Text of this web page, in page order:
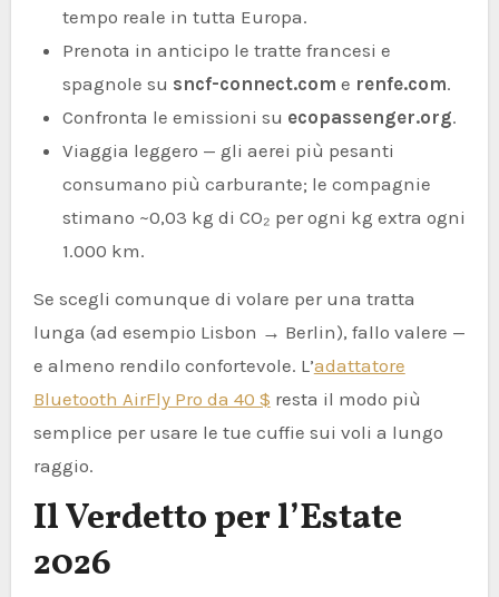
tempo reale in tutta Europa.
Prenota in anticipo le tratte francesi e
spagnole su sncf-connect.com e renfe.com.
Confronta le emissioni su ecopassenger.org.
Viaggia leggero — gli aerei più pesanti
consumano più carburante; le compagnie
stimano ~0,03 kg di CO₂ per ogni kg extra ogni
1.000 km.
Se scegli comunque di volare per una tratta
lunga (ad esempio Lisbon → Berlin), fallo valere —
e almeno rendilo confortevole. L’adattatore
Bluetooth AirFly Pro da 40 $ resta il modo più
semplice per usare le tue cuffie sui voli a lungo
raggio.
Il Verdetto per l’Estate
2026